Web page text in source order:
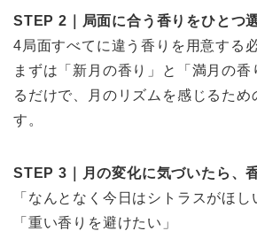
STEP 2｜局面に合う香りをひとつ
4局面すべてに違う香りを用意する
まずは「新月の香り」と「満月の香
るだけで、月のリズムを感じるため
す。
STEP 3｜月の変化に気づいたら、
「なんとなく今日はシトラスがほし
「重い香りを避けたい」